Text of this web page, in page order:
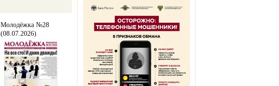
Молодёжка №28
(08.07.2026)